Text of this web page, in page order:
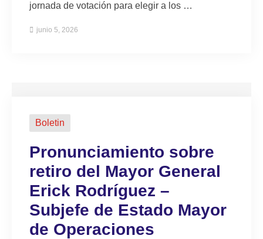
jornada de votación para elegir a los …
junio 5, 2026
Boletin
Pronunciamiento sobre
retiro del Mayor General
Erick Rodríguez –
Subjefe de Estado Mayor
de Operaciones